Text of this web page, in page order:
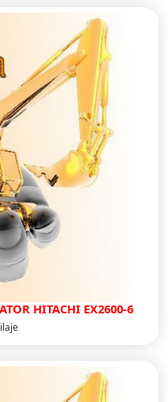
HITACHI EX2600-6